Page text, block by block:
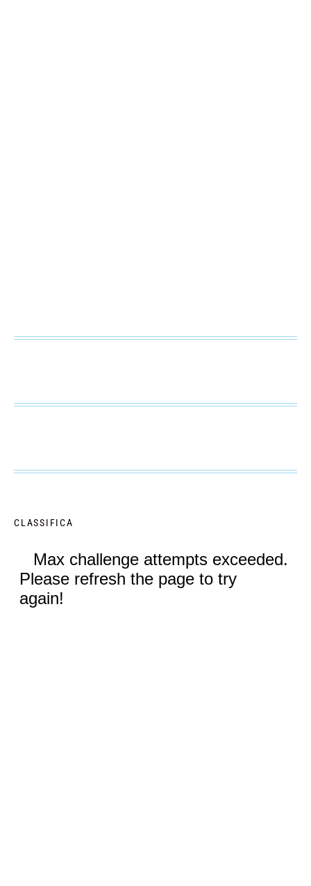
CLASSIFICA